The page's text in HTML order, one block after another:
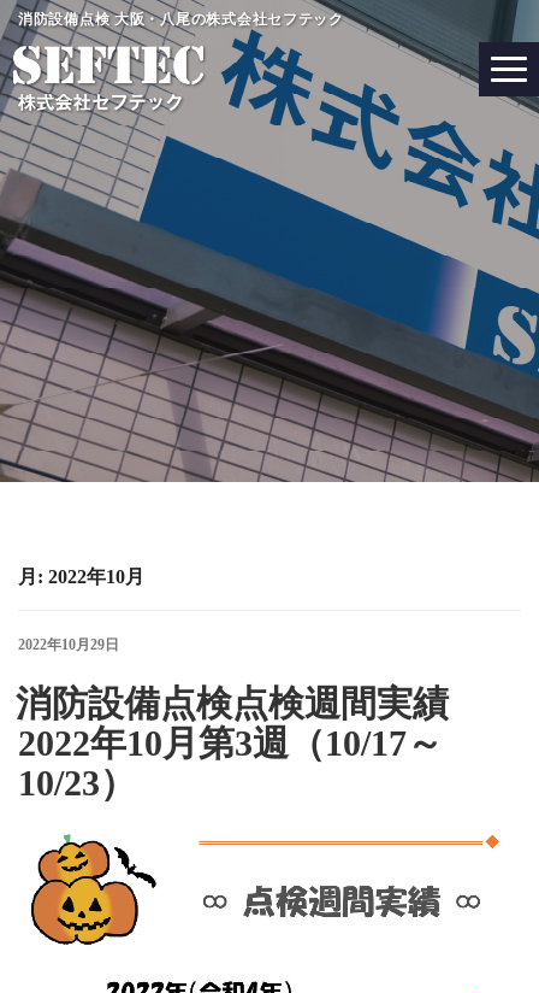
コ
ン
テ
ン
ツ
へ
ス
キ
ッ
プ
消防設備点検 大阪・八尾の株式会社セフテック
月: 2022年10月
投
日:
2022年10月29日
消防設備点検点検週間実績
2022年10月第3週（10/17～
10/23）